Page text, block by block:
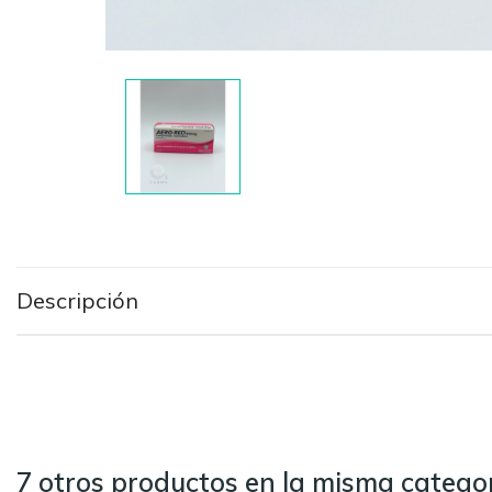
Descripción
7 otros productos en la misma